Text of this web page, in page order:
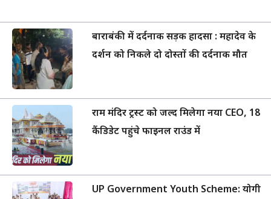
बाराबंकी में दर्दनाक सड़क हादसा : महादेव के
दर्शन को निकले दो दोस्तों की दर्दनाक मौत
राम मंदिर ट्रस्ट को जल्द मिलेगा नया CEO, 18
कैंडिडेट पहुंचे फाइनल राउंड में
UP Government Youth Scheme: योगी